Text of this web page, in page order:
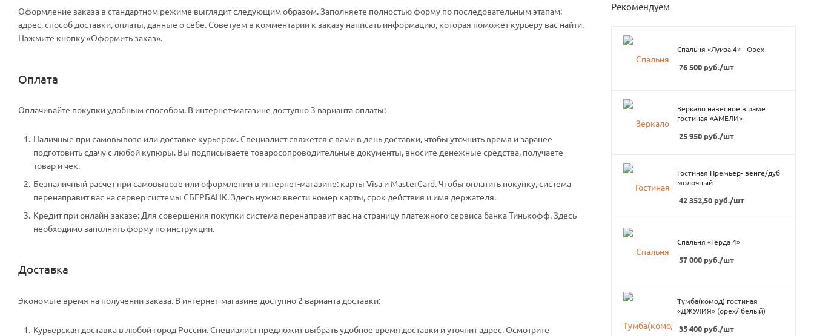
Оформление заказа в стандартном режиме выглядит следующим образом. Заполняете полностью форму по последовательным этапам:
адрес, способ доставки, оплаты, данные о себе. Советуем в комментарии к заказу написать информацию, которая поможет курьеру вас найти.
Нажмите кнопку «Оформить заказ».
Оплата
Оплачивайте покупки удобным способом. В интернет-магазине доступно 3 варианта оплаты:
Наличные при самовывозе или доставке курьером. Специалист свяжется с вами в день доставки, чтобы уточнить время и заранее
подготовить сдачу с любой купюры. Вы подписываете товаросопроводительные документы, вносите денежные средства, получаете
товар и чек.
Безналичный расчет при самовывозе или оформлении в интернет-магазине: карты Visa и MasterCard. Чтобы оплатить покупку, система
перенаправит вас на сервер системы СБЕРБАНК. Здесь нужно ввести номер карты, срок действия и имя держателя.
Кредит при онлайн-заказе: Для совершения покупки система перенаправит вас на страницу платежного сервиса банка Тинькофф. Здесь
необходимо заполнить форму по инструкции.
Доставка
Экономьте время на получении заказа. В интернет-магазине доступно 2 варианта доставки:
Курьерская доставка в любой город России. Специалист предложит выбрать удобное время доставки и уточнит адрес. Осмотрите
Рекомендуем
Спальня «Луиза 4» - Орех
76 500 руб./шт
Зеркало навесное в раме
гостиная «АМЕЛИ»
25 950 руб./шт
Гостиная Премьер- венге/дуб
молочный
42 352,50 руб./шт
Спальня «Герда 4»
57 000 руб./шт
Тумба(комод) гостиная
«ДЖУЛИЯ» (орех/ белый)
35 400 руб./шт